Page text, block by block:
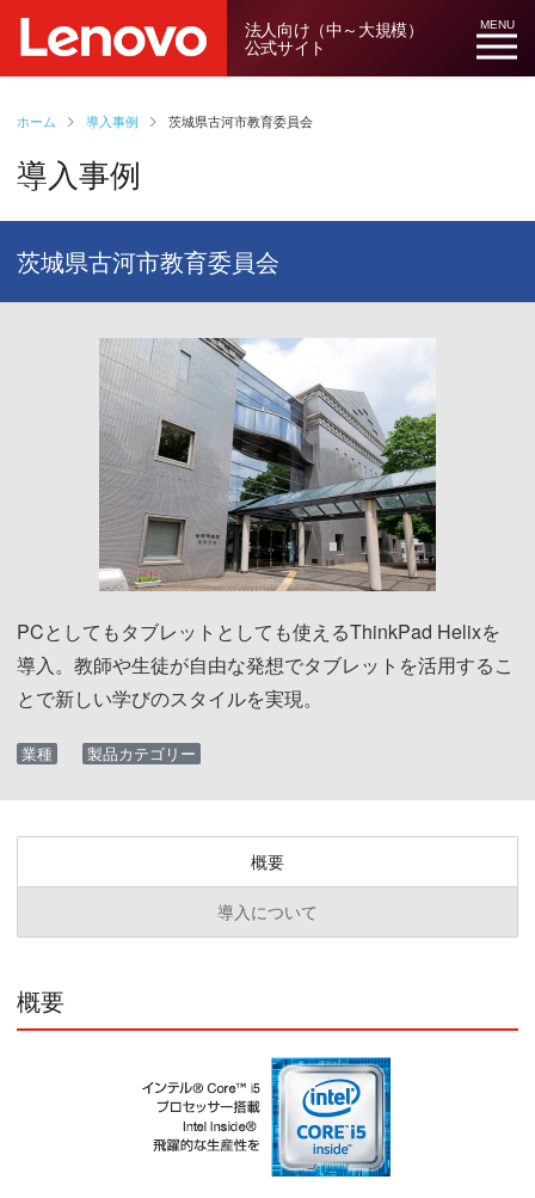
法人向け（中～大規模）
公式サイト
MENU
ホーム 導入事例 茨城県古河市教育委員会
導入事例
茨城県古河市教育委員会
PCとしてもタブレットとしても使えるThinkPad Helixを
導入。教師や生徒が自由な発想でタブレットを活用するこ
とで新しい学びのスタイルを実現。
業種 製品カテゴリー
概要
導入について
概要